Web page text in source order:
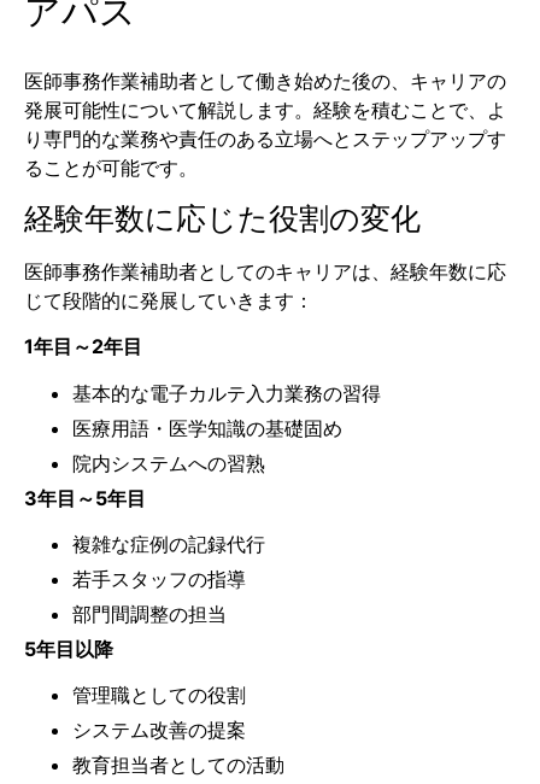
アパス
医師事務作業補助者として働き始めた後の、キャリアの
発展可能性について解説します。経験を積むことで、よ
り専門的な業務や責任のある立場へとステップアップす
ることが可能です。
経験年数に応じた役割の変化
医師事務作業補助者としてのキャリアは、経験年数に応
じて段階的に発展していきます：
1年目～2年目
基本的な電子カルテ入力業務の習得
医療用語・医学知識の基礎固め
院内システムへの習熟
3年目～5年目
複雑な症例の記録代行
若手スタッフの指導
部門間調整の担当
5年目以降
管理職としての役割
システム改善の提案
教育担当者としての活動